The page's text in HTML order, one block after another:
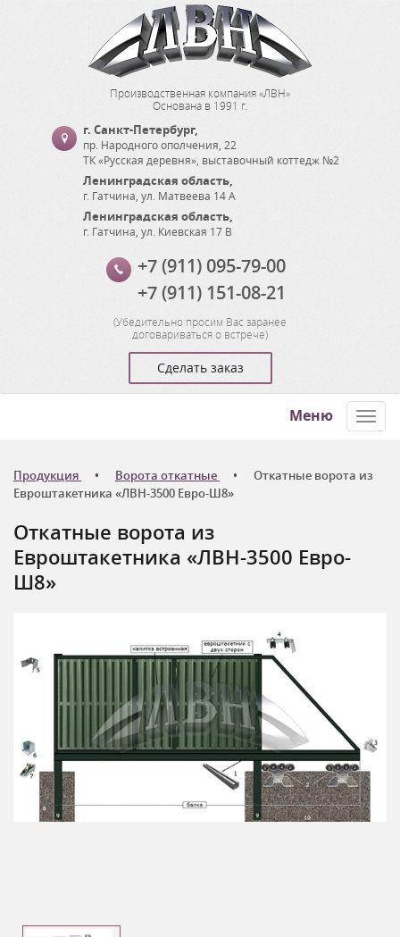
Производственная компания «ЛВН»
Основана в 1991 г.
г. Санкт-Петербург,
пр. Народного ополчения, 22
ТК «Русская деревня», выставочный коттедж №2
Ленинградская область,
г. Гатчина ул. Матвеева 14 А
Ленинградская область,
г. Гатчина ул. Киевская 17 В
+7 (911) 095-79-00
+7 (911) 151-08-21
(Убедительно просим Вас заранее
договариваться о встрече)
Сделать заказ
Меню
Продукция Ворота откатные
Откатные ворота из
Евроштакетника «ЛВН-3500 Евро-Ш8»
Откатные ворота из
Евроштакетника «ЛВН-3500 Евро-
Ш8»